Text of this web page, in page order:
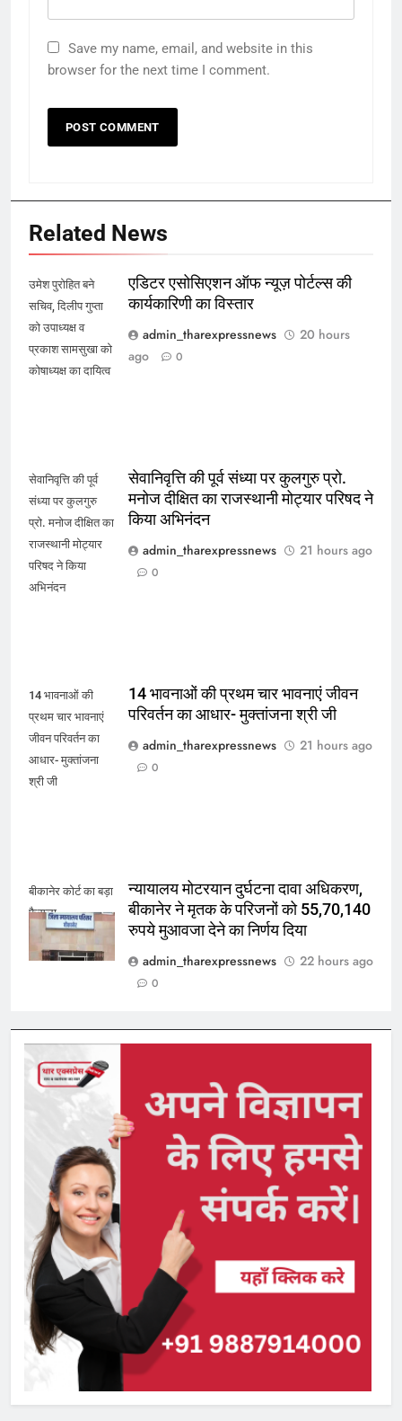
Save my name, email, and website in this
browser for the next time I comment.
Related News
उमेश पुरोहित बने
सचिव, दिलीप गुप्ता
को उपाध्यक्ष व
प्रकाश सामसुखा को
कोषाध्यक्ष का दायित्व
एडिटर एसोसिएशन ऑफ न्यूज़ पोर्टल्स की
कार्यकारिणी का विस्तार
admin_tharexpressnews
20 hours
ago
0
सेवानिवृत्ति की पूर्व
संध्या पर कुलगुरु
प्रो. मनोज दीक्षित का
राजस्थानी मोट्यार
परिषद ने किया
अभिनंदन
सेवानिवृत्ति की पूर्व संध्या पर कुलगुरु प्रो.
मनोज दीक्षित का राजस्थानी मोट्यार परिषद ने
किया अभिनंदन
admin_tharexpressnews
21 hours ago
0
14 भावनाओं की
प्रथम चार भावनाएं
जीवन परिवर्तन का
आधार- मुक्तांजना
श्री जी
14 भावनाओं की प्रथम चार भावनाएं जीवन
परिवर्तन का आधार- मुक्तांजना श्री जी
admin_tharexpressnews
21 hours ago
0
बीकानेर कोर्ट का बड़ा
फैसला
न्यायालय मोटरयान दुर्घटना दावा अधिकरण,
बीकानेर ने मृतक के परिजनों को 55,70,140
रुपये मुआवजा देने का निर्णय दिया
admin_tharexpressnews
22 hours ago
0